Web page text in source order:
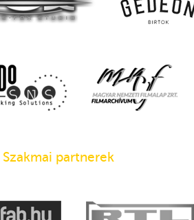
Szakmai partnerek